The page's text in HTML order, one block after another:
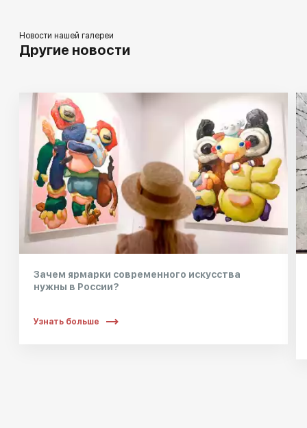
Новости нашей галереи
Другие новости
Зачем ярмарки современного искусства
нужны в России?
Узнать больше